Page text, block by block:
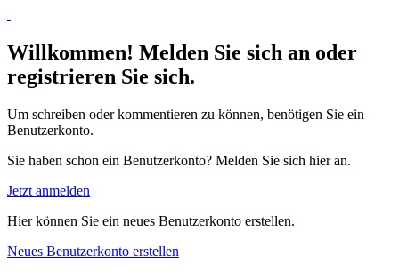
Willkommen! Melden Sie sich an oder
registrieren Sie sich.
Um schreiben oder kommentieren zu können, benötigen Sie ein
Benutzerkonto.
Sie haben schon ein Benutzerkonto? Melden Sie sich hier an.
Jetzt anmelden
Hier können Sie ein neues Benutzerkonto erstellen.
Neues Benutzerkonto erstellen